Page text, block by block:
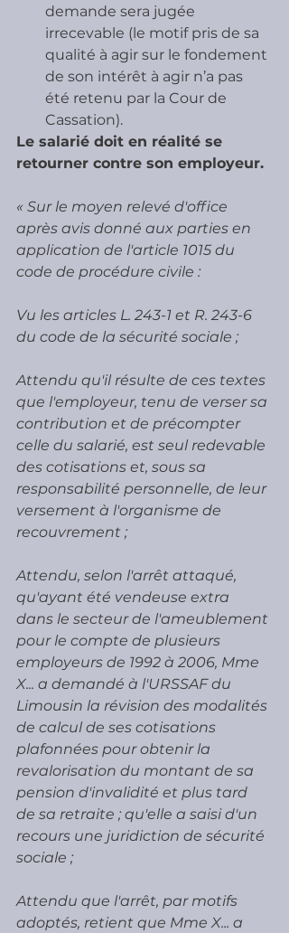
demande sera jugée
irrecevable (le motif pris de sa
qualité à agir sur le fondement
de son intérêt à agir n’a pas
été retenu par la Cour de
Cassation).
Le salarié doit en réalité se
retourner contre son employeur.
« Sur le moyen relevé d'office
après avis donné aux parties en
application de l'article 1015 du
code de procédure civile :
Vu les articles L. 243-1 et R. 243-6
du code de la sécurité sociale ;
Attendu qu'il résulte de ces textes
que l'employeur, tenu de verser sa
contribution et de précompter
celle du salarié, est seul redevable
des cotisations et, sous sa
responsabilité personnelle, de leur
versement à l'organisme de
recouvrement ;
Attendu, selon l'arrêt attaqué,
qu'ayant été vendeuse extra
dans le secteur de l'ameublement
pour le compte de plusieurs
employeurs de 1992 à 2006, Mme
X... a demandé à l'URSSAF du
Limousin la révision des modalités
de calcul de ses cotisations
plafonnées pour obtenir la
revalorisation du montant de sa
pension d'invalidité et plus tard
de sa retraite ; qu'elle a saisi d'un
recours une juridiction de sécurité
sociale ;
Attendu que l'arrêt, par motifs
adoptés, retient que Mme X... a